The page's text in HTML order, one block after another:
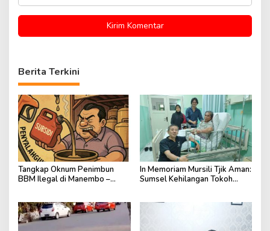
Berita Terkini
Tangkap Oknum Penimbun
BBM Ilegal di Manembo –
In Memoriam Mursili Tjik Aman:
Sumsel Kehilangan Tokoh